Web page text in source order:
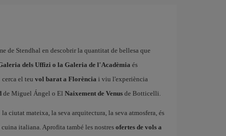
de Stendhal en descobrir la quantitat de bellesa que
dels Uffizi o la Galeria de l'Acadèmia és
el teu vol barat a Florència i viu l'experiència
de Miguel Ángel o El Naixement de Venusde Botticelli.
la ciutat mateixa, la seva arquitectura, la seva atmosfera, és
italiana. Aprofita també les nostresofertes de vols a